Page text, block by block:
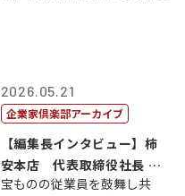
2026.05.21
企業家倶楽部アーカイブ
【編集長インタビュー】柿
安本店 代表取締役社長 赤
塚保正
宝ものの従業員を鼓舞し共